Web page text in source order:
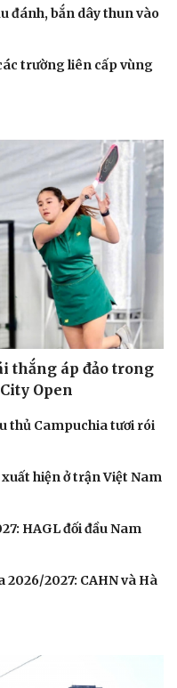
đánh, bắn dây thun vào
trường liên cấp vùng
thắng áp đảo trong
Open
thủ Campuchia tươi rói
hiện ở trận Việt Nam
HAGL đối đầu Nam
2026/2027: CAHN và Hà